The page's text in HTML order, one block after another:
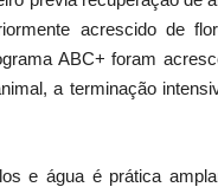
acrescido de
ABC+ foram
a terminação
e água é prática